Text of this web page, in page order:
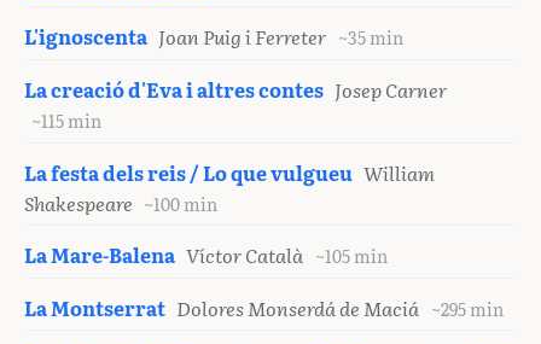
L'ignoscenta Joan Puig i Ferreter ~35 min
La creació d'Eva i altres contes Josep Carner
~115 min
La festa dels reis / Lo que vulgueu William
Shakespeare ~100 min
La Mare-Balena Víctor Català ~105 min
La Montserrat Dolores Monserdá de Maciá ~295 min